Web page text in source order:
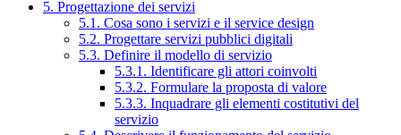
5. Progettazione dei servizi
5.1. Cosa sono i servizi e il service design
5.2. Progettare servizi pubblici digitali
5.3. Definire il modello di servizio
5.3.1. Identificare gli attori coinvolti
5.3.2. Formulare la proposta di valore
5.3.3. Inquadrare gli elementi costitutivi del
servizio